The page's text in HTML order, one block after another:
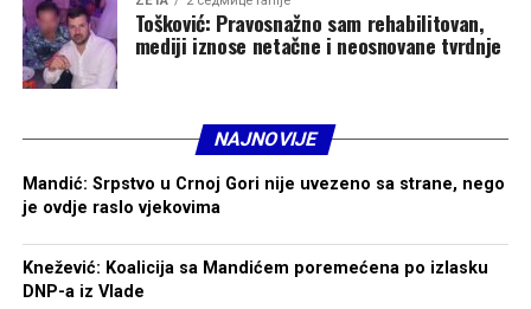
Tošković: Pravosnažno sam rehabilitovan,
mediji iznose netačne i neosnovane tvrdnje
NAJNOVIJE
Mandić: Srpstvo u Crnoj Gori nije uvezeno sa strane, nego
je ovdje raslo vjekovima
Knežević: Koalicija sa Mandićem poremećena po izlasku
DNP-a iz Vlade